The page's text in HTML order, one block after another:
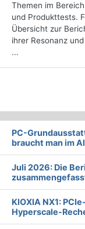
Themen im
und Produkttests.
Übersicht zur
ihrer Resonanz
...
PC-
braucht man im
Juli 2026: Die
KIOXIA NX1:
Hyperscale-